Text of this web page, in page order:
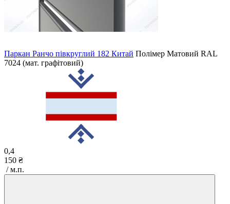
Паркан Ранчо півкруглий 182 Китай Полімер Матовий RAL
7024 (мат. графітовий)
0,4
150 ₴
/ м.п.